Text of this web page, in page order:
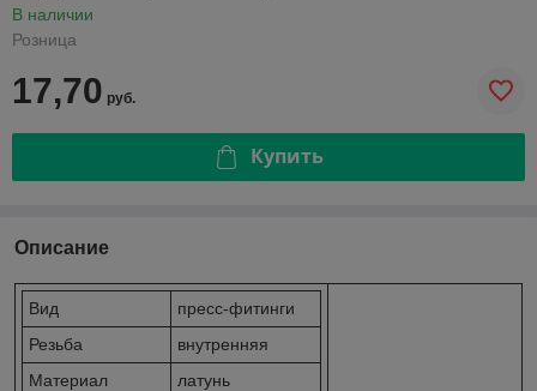
В наличии
Розница
17,70 руб.
Купить
Описание
Вид
пресс-фитинги
Резьба
внутренняя
Материал
латунь